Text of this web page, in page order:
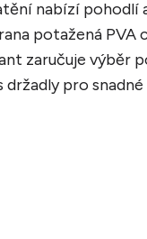
nabízí pohodlí
potažená PVA
zaručuje výběr
pro snadné